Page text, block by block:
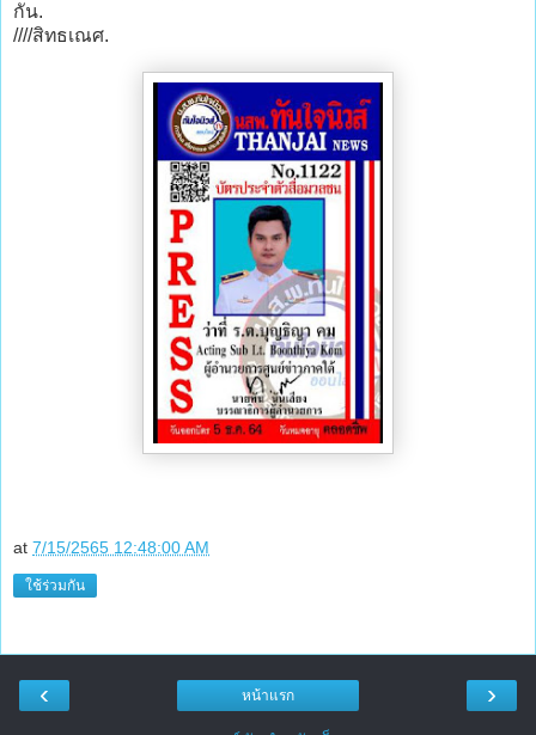
กัน.
////สิทธเณศ.
at 7/15/2565 12:48:00 AM
ใช้ร่วมกัน
‹ ›
หน้าแรก